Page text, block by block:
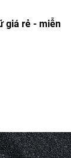
giá rẻ - miễn